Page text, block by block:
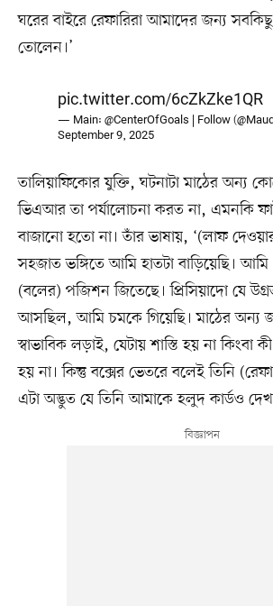
ঘরের বাইরে রেফারিরা আমাদের জন্য
তোলেন।’
pic.twitter.com/6cZkZke1QR
— Main: @CenterOfGoals | Follow
September 9, 2025
তালিয়াফিকোর যুক্তি, ঘটনাটা মাঠের অন্য
ভিএআর তা পর্যালোচনা করত না, এমনকি
বাজানো হতো না। তাঁর ভাষায়, ‘(লাফ
সহজাত ভঙ্গিতে আমি হাতটা বাড়িয়েছি।
(বলের) পজিশন জিতেছে। প্রিসিয়াদো যে
আসছিল, আমি চমকে গিয়েছি। মাঠের অন্য
স্বাভাবিক লড়াই, যেটায় শাস্তি হয় না কিংবা
হয় না। কিন্তু বক্সের ভেতরে বলেই তিনি
এটা অদ্ভুত যে তিনি আমাকে হলুদ কার্ডও